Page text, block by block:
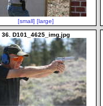
[small] [large]
36. D101_4625_img.jpg